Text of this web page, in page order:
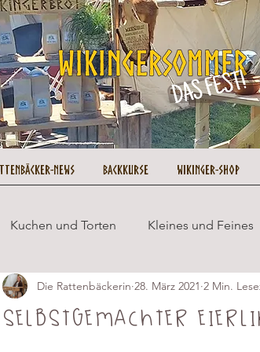
Kuchen und Torten Kleines und Feines
und Hauptgerichte Wikingersommer
Selbstgemachter
Die Rattenbäckerin 28. März 2021 2 Min.
News Backkurse Wikinger-Shop